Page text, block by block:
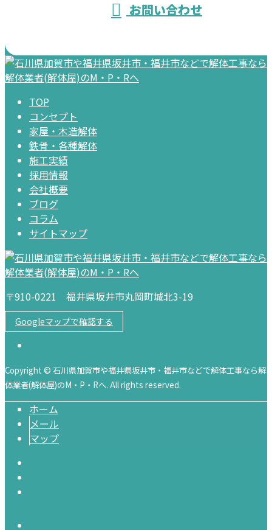
お問い合わせ
TOP
コンセプト
家屋・木造解体
鉄骨・各種解体
施工実績
採用情報
会社概要
ブログ
コラム
サイトマップ
〒910-0221 福井県坂井市丸岡町城北3-19
Googleマップで確認する
Copyright © 石川県加賀市や福井県坂井市・福井市などで解体工事なら解
体業者(解体屋)のM・P・Rへ. All rights reserved.
ホーム
メール
マップ